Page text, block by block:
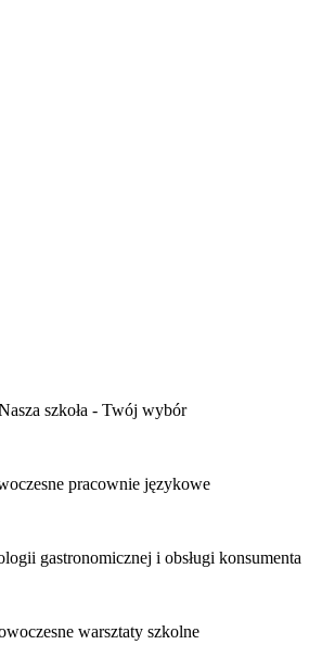
szkoła - Twój wybór
pracownie językowe
gastronomicznej i obsługi konsumenta
warsztaty szkolne